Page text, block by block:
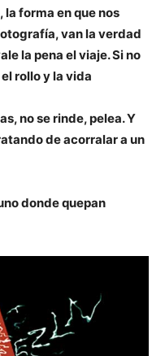
la forma en que nos
van la verdad
la pena el viaje. Si no
rollo y la vida
no se rinde, pelea. Y
de acorralar a un
donde quepan